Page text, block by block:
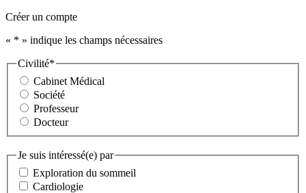
Créer un compte
« * » indique les champs nécessaires
Civilité*
Cabinet Médical
Société
Professeur
Docteur
Je suis intéressé(e) par
Exploration du sommeil
Cardiologie